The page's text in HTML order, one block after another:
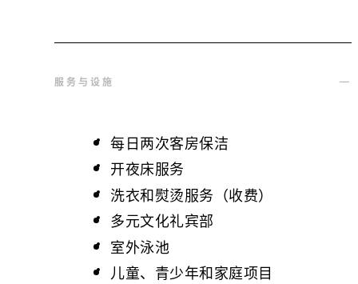
服务与设施
每日两次客房保洁
开夜床服务
洗衣和熨烫服务（收费）
多元文化礼宾部
室外泳池
儿童、青少年和家庭项目